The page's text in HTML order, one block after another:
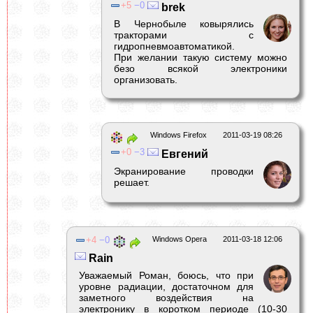
5 0 brek
В Чернобыле ковырялись
тракторами с
гидропневмоавтоматикой.
При желании такую систему можно
безо всякой электроники
организовать.
2011-03-19 08:26
Windows Firefox
0 3 Евгений
Экранирование проводки
решает.
2011-03-18 12:06
Windows Opera
4 0
Rain
Уважаемый Роман, боюсь, что при
уровне радиации, достаточном для
заметного воздействия на
электронику в коротком периоде (10-30